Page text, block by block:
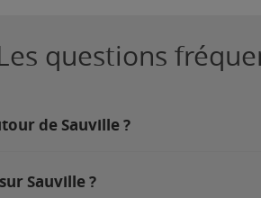
questions
de Sauville ?
Sauville ?